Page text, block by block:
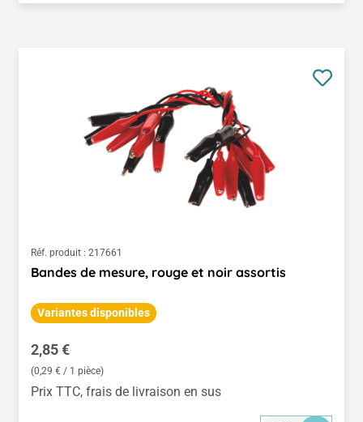
Réf. produit : 217661
Bandes de mesure, rouge et noir assortis
Variantes disponibles
Prix régulier :
2,85 €
(0,29 € / 1 pièce)
Prix TTC, frais de livraison en sus